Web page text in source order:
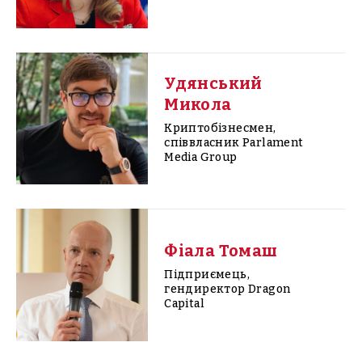
Удянський
Микола
Криптобізнесмен,
співвласник Parlament
Media Group
Фіала Томаш
Підприємець,
гендиректор Dragon
Capital